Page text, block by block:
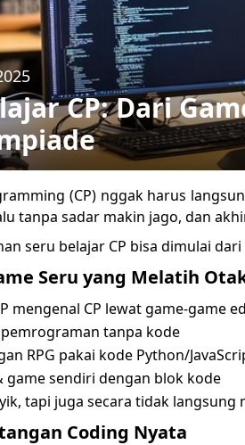
CP: Dari
(CP) nggak harus
tanpa sadar makin jago, dan
seru belajar CP bisa dimulai
Seru yang Melatih
mengenal CP lewat game-game
tanpa kode
RPG pakai kode Python/
game sendiri dengan blok kode
tapi juga secara tidak
Coding Nyata